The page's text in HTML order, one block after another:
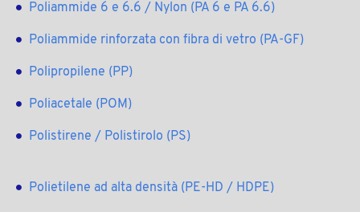
Poliammide 6 e 6.6 / Nylon (PA 6 e PA 6.6)
Poliammide rinforzata con fibra di vetro (PA-GF)
Polipropilene (PP)
Poliacetale (POM)
Polistirene / Polistirolo (PS)
Polietilene ad alta densità (PE-HD / HDPE)